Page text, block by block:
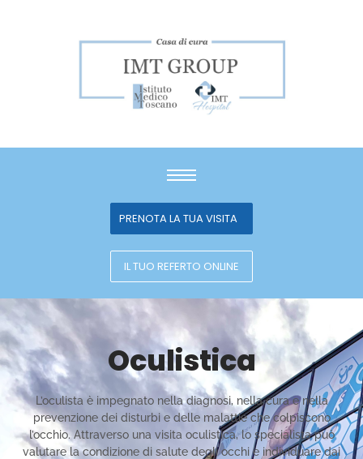
PRENOTA LA TUA VISITA
IL TUO REFERTO ONLINE
Oculistica
L’oculista è impegnato nella diagnosi, nella cura e nella
prevenzione dei disturbi e delle malattie che colpiscono
l’occhio. Attraverso una visita oculistica, lo specialista può
valutare la condizione di salute degli occhi e individuare dai